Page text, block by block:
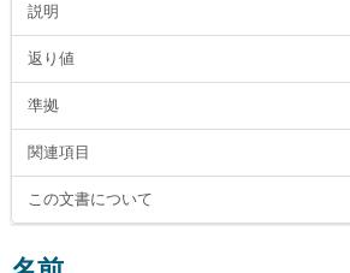
説明
返り値
準拠
関連項目
この文書について